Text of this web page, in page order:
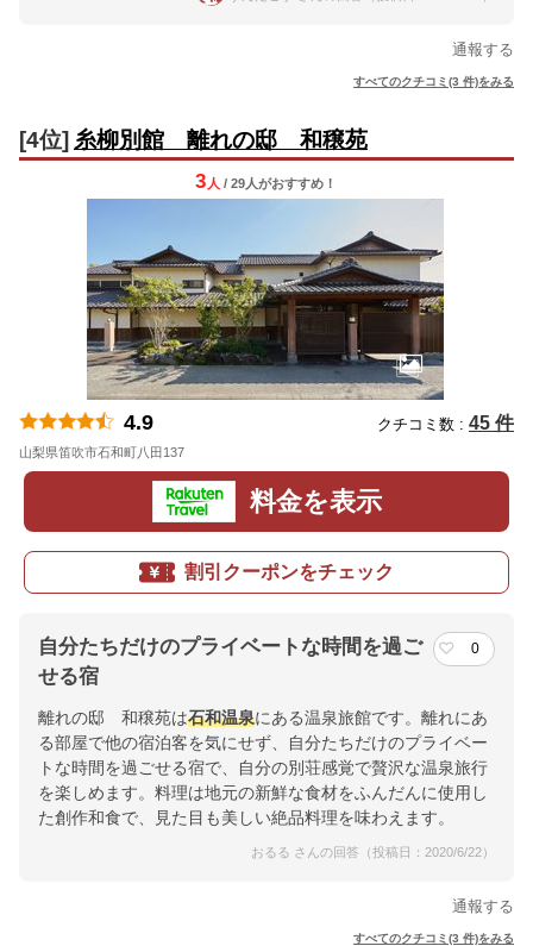
通報する
すべてのクチコミ(3 件)をみる
[4位] 糸柳別館 離れの邸 和穣苑
3 人 / 29人がおすすめ！
4.9 クチコミ数 : 45 件
山梨県笛吹市石和町八田137
料金を表示
割引クーポンをチェック
自分たちだけのプライベートな時間を過ご
せる宿
0
離れの邸 和穣苑は石和温泉にある温泉旅館です。離れにあ
る部屋で他の宿泊客を気にせず、自分たちだけのプライベー
トな時間を過ごせる宿で、自分の別荘感覚で贅沢な温泉旅行
を楽しめます。料理は地元の新鮮な食材をふんだんに使用し
た創作和食で、見た目も美しい絶品料理を味わえます。
おるる さんの回答（投稿日：2020/6/22）
通報する
すべてのクチコミ(3 件)をみる